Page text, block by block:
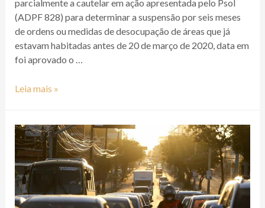
parcialmente a cautelar em ação apresentada pelo Psol
(ADPF 828) para determinar a suspensão por seis meses
de ordens ou medidas de desocupação de áreas que já
estavam habitadas antes de 20 de março de 2020, data em
foi aprovado o …
Leia mais »